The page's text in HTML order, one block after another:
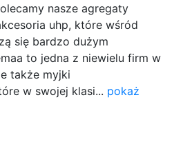
nasze agregaty
uhp, które wśród
się bardzo dużym
to jedna z niewielu firm w
także myjki
w swojej klasi... pokaż